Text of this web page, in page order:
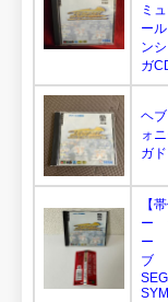
ミ
ー
ン
ガ
ヘ
ォ
ガド
【
ー
ー
ブ